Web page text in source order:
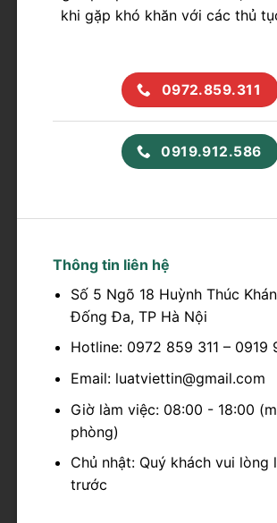
khi gặp khó khăn với các thủ
0972.859.311
0919.912.586
Thông tin liên hệ
Số 5 Ngõ 18 Huỳnh Thúc
Đống Đa, TP Hà Nội
Hotline: 0972 859 311 – 0919
Email: luatviettin@gmail.com
Giờ làm việc: 08:00 - 18:00
phòng)
Chủ nhật: Quý khách vui lòng
trước